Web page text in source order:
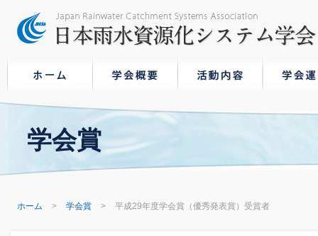
学会賞
ホーム 学会賞 平成29年度学会賞（優秀発表賞）受賞者